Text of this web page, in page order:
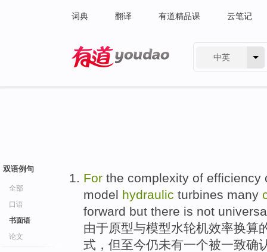
词典 翻译 有道精品课 云笔记
中英
双语例句
全部
口语
书面语
论文
For the complexity of efficiency
model hydraulic turbines many
forward but there is not
由于原型与模型水轮机效率换算
式 ， 但至今仍未有一个被一致确